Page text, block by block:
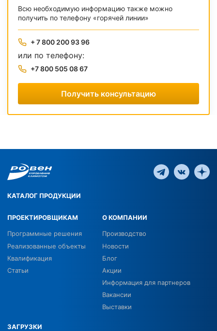
Всю необходимую информацию также можно
получить по телефону «горячей линии»
+ 7 800 200 93 96
или по телефону:
+7 800 505 08 67
Получить консультацию
КАТАЛОГ ПРОДУКЦИИ
ПРОЕКТИРОВЩИКАМ
Программные решения
Реализованные объекты
Квалификация
Статьи
О КОМПАНИИ
Производство
Новости
Блог
Акции
Информация для партнеров
Вакансии
Выставки
ЗАГРУЗКИ